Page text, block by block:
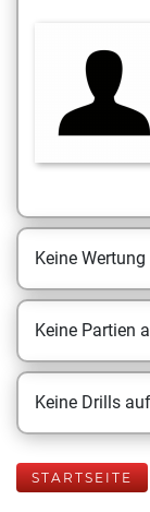
Keine
Keine Partien
Keine Drills auf
STARTSEITE